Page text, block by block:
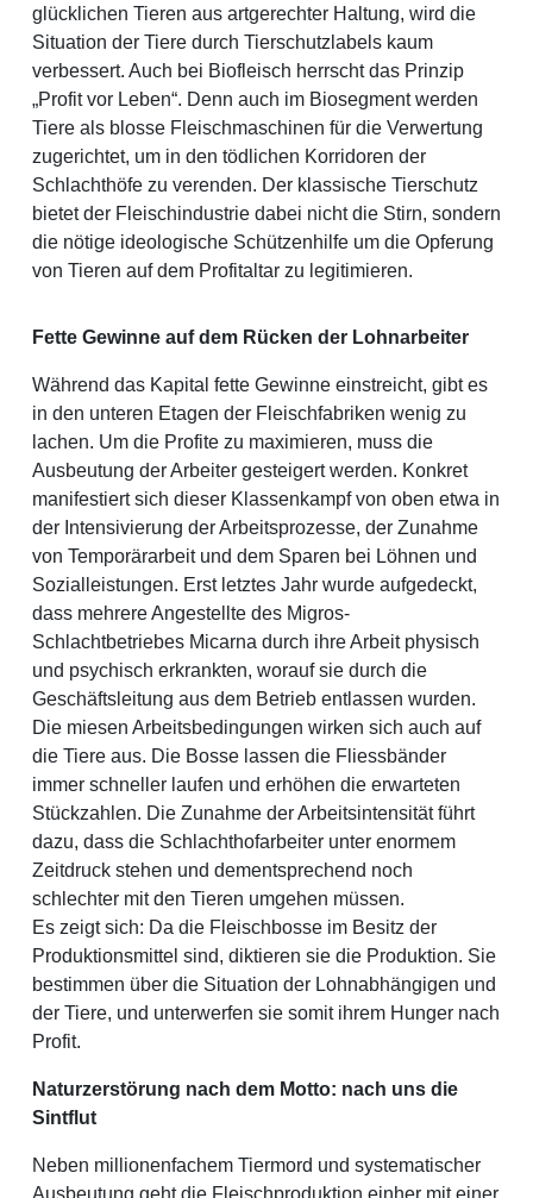
glücklichen Tieren aus artgerechter Haltung, wird die
Situation der Tiere durch Tierschutzlabels kaum
verbessert. Auch bei Biofleisch herrscht das Prinzip
„Profit vor Leben“. Denn auch im Biosegment werden
Tiere als blosse Fleischmaschinen für die Verwertung
zugerichtet, um in den tödlichen Korridoren der
Schlachthöfe zu verenden. Der klassische Tierschutz
bietet der Fleischindustrie dabei nicht die Stirn, sondern
die nötige ideologische Schützenhilfe um die Opferung
von Tieren auf dem Profitaltar zu legitimieren.
Fette Gewinne auf dem Rücken der Lohnarbeiter
Während das Kapital fette Gewinne einstreicht, gibt es
in den unteren Etagen der Fleischfabriken wenig zu
lachen. Um die Profite zu maximieren, muss die
Ausbeutung der Arbeiter gesteigert werden. Konkret
manifestiert sich dieser Klassenkampf von oben etwa in
der Intensivierung der Arbeitsprozesse, der Zunahme
von Temporärarbeit und dem Sparen bei Löhnen und
Sozialleistungen. Erst letztes Jahr wurde aufgedeckt,
dass mehrere Angestellte des Migros-
Schlachtbetriebes Micarna durch ihre Arbeit physisch
und psychisch erkrankten, worauf sie durch die
Geschäftsleitung aus dem Betrieb entlassen wurden.
Die miesen Arbeitsbedingungen wirken sich auch auf
die Tiere aus. Die Bosse lassen die Fliessbänder
immer schneller laufen und erhöhen die erwarteten
Stückzahlen. Die Zunahme der Arbeitsintensität führt
dazu, dass die Schlachthofarbeiter unter enormem
Zeitdruck stehen und dementsprechend noch
schlechter mit den Tieren umgehen müssen.
Es zeigt sich: Da die Fleischbosse im Besitz der
Produktionsmittel sind, diktieren sie die Produktion. Sie
bestimmen über die Situation der Lohnabhängigen und
der Tiere, und unterwerfen sie somit ihrem Hunger nach
Profit.
Naturzerstörung nach dem Motto: nach uns die
Sintflut
Neben millionenfachem Tiermord und systematischer
Ausbeutung geht die Fleischproduktion einher mit einer